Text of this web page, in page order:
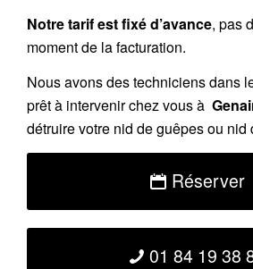
Notre tarif est fixé d’avance, pas
moment de la facturation.
Nous avons des techniciens dans
prêt à intervenir chez vous à
détruire votre nid de guêpes ou nid
Réserver
01 84 19 38